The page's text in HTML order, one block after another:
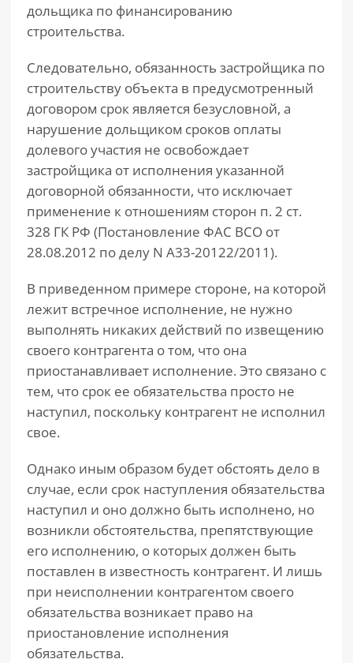
дольщика по финансированию
строительства.
Следовательно, обязанность застройщика по
строительству объекта в предусмотренный
договором срок является безусловной, а
нарушение дольщиком сроков оплаты
долевого участия не освобождает
застройщика от исполнения указанной
договорной обязанности, что исключает
применение к отношениям сторон п. 2 ст.
328 ГК РФ (Постановление ФАС ВСО от
28.08.2012 по делу N А33-20122/2011).
В приведенном примере стороне, на которой
лежит встречное исполнение, не нужно
выполнять никаких действий по извещению
своего контрагента о том, что она
приостанавливает исполнение. Это связано с
тем, что срок ее обязательства просто не
наступил, поскольку контрагент не исполнил
свое.
Однако иным образом будет обстоять дело в
случае, если срок наступления обязательства
наступил и оно должно быть исполнено, но
возникли обстоятельства, препятствующие
его исполнению, о которых должен быть
поставлен в известность контрагент. И лишь
при неисполнении контрагентом своего
обязательства возникает право на
приостановление исполнения
обязательства.